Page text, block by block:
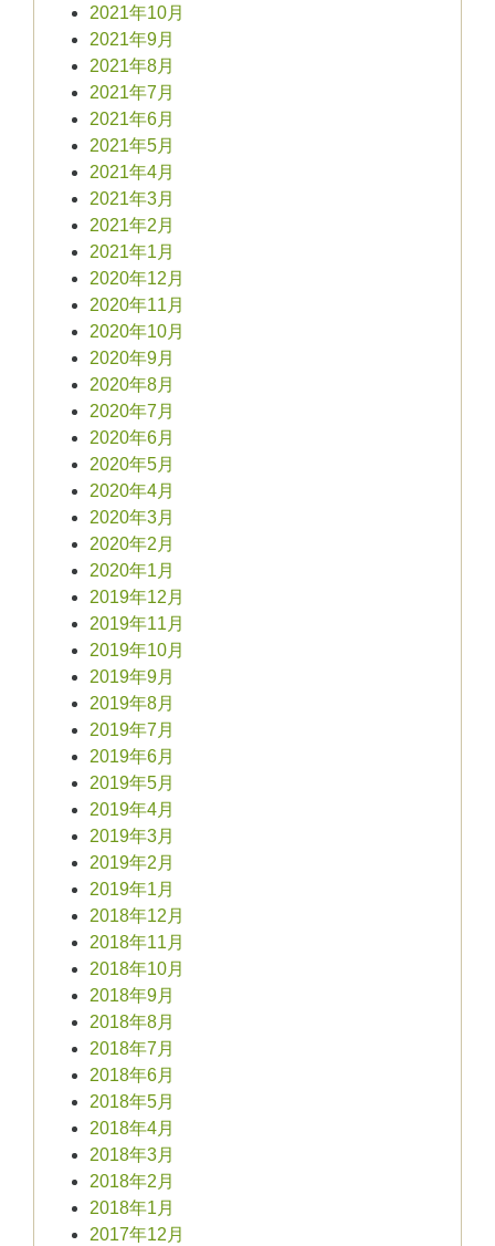
2021年10月
2021年9月
2021年8月
2021年7月
2021年6月
2021年5月
2021年4月
2021年3月
2021年2月
2021年1月
2020年12月
2020年11月
2020年10月
2020年9月
2020年8月
2020年7月
2020年6月
2020年5月
2020年4月
2020年3月
2020年2月
2020年1月
2019年12月
2019年11月
2019年10月
2019年9月
2019年8月
2019年7月
2019年6月
2019年5月
2019年4月
2019年3月
2019年2月
2019年1月
2018年12月
2018年11月
2018年10月
2018年9月
2018年8月
2018年7月
2018年6月
2018年5月
2018年4月
2018年3月
2018年2月
2018年1月
2017年12月